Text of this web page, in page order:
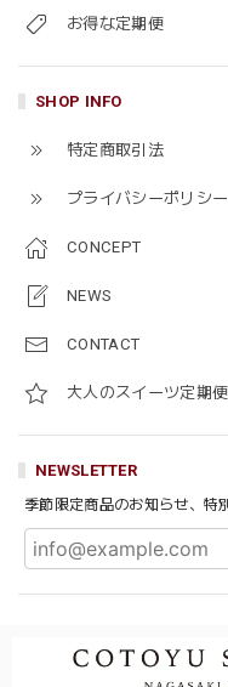
お得な定期便
SHOP INFO
特定商取引法
プライバシーポリシー
CONCEPT
NEWS
CONTACT
大人のスイーツ定期
NEWSLETTER
季節限定商品のお知らせ、特